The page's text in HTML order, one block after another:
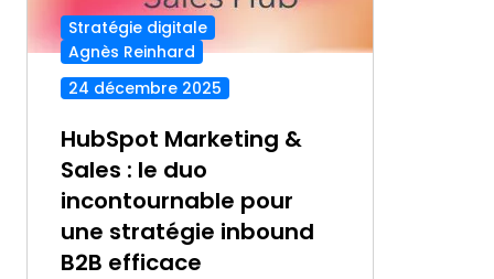
Stratégie digitale
Agnès Reinhard
24 décembre 2025
HubSpot Marketing &
Sales : le duo
incontournable pour
une stratégie inbound
B2B efficace